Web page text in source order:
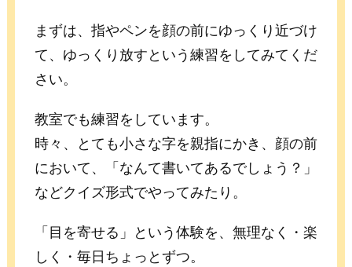
まずは、指やペンを顔の前にゆっくり近づけ
て、ゆっくり放すという練習をしてみてくだ
さい。
教室でも練習をしています。
時々、とても小さな字を親指にかき、顔の前
において、「なんて書いてあるでしょう？」
などクイズ形式でやってみたり。
「目を寄せる」という体験を、無理なく・楽
しく・毎日ちょっとずつ。